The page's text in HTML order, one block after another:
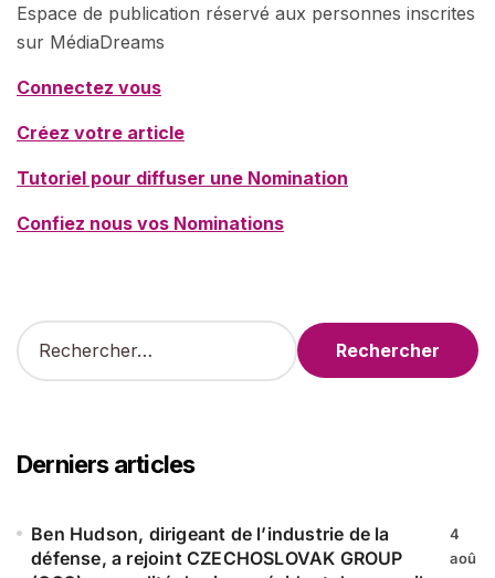
Espace de publication réservé aux personnes inscrites
sur MédiaDreams
Connectez vous
Créez votre article
Tutoriel pour diffuser une Nomination
Confiez nous vos Nominations
R
e
r
c
e
Derniers articles
Ben Hudson, dirigeant de l’industrie de la
défense, a rejoint CZECHOSLOVAK GROUP
4
aoû